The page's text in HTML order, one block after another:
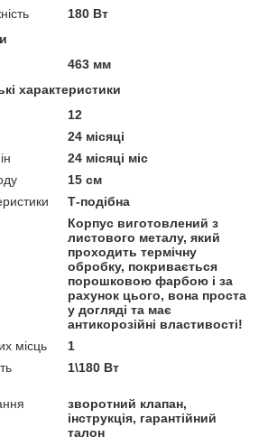
180 Вт
463 мм
характеристики
12
24 місяці
24 місяці міс
15 см
Т-подібна
Корпус виготовлений з
листового металу, який
проходить термічну
обробку, покривається
порошковою фарбою і за
рахунок цього, вона проста
у догляді та має
антикорозійні властивості!
місць
1
1\180 Вт
зворотний клапан,
інструкція, гарантійний
талон